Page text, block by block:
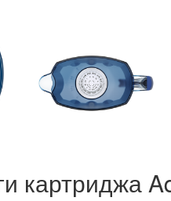
картриджа